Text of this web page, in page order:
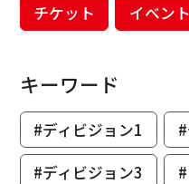
チケット
イベント
キーワード
#ディビジョン1
#ディビジョン3